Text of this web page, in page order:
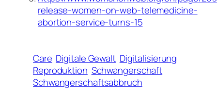
release-women-on-web-telemedicine-
abortion-service-turns-15
Care Digitale Gewalt Digitalisierung
Reproduktion Schwangerschaft
Schwangerschaftsabbruch